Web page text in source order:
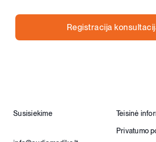
Registracija
Susisiekime Teisinė
Privatumo